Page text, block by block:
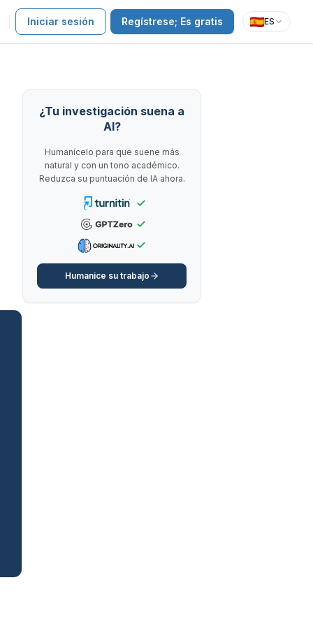
Iniciar sesión Regístrese; Es gratis ES
¿Tu investigación suena a
AI?
Humanícelo para que suene más
natural y con un tono académico.
Reduzca su puntuación de IA ahora.
Humanice su trabajo